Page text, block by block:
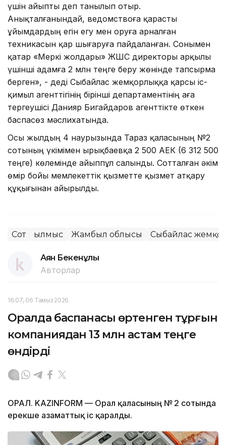
үшін айыпты деп танылып отыр.
Анықталғанындай, ведомствоға қарасты
ұйымдардың егін егу мен оруға арналған
техникасын қар шығаруға пайдаланған. Сонымен
қатар «Меркі жолдары» ЖШС директоры арқылы
үшінші адамға 2 млн теңге беру жөнінде тапсырма
берген», - деді Сыбайлас жемқорлыққа қарсы іс-
қимыл агенттігінің бірінші департаментінің аға
тергеушісі Данияр Бигайдаров агенттікте өткен
баспасөз мәслихатында.
Осы жылдың 4 наурызында Тараз қаласының №2
сотының үкімімен Қырықбаевқа 2 500 АЕК (6 312 500
теңге) көлемінде айыппұл салынды. Сотталған әкім
өмір бойы мемлекеттік қызметте қызмет атқару
құқығынан айырылды.
Сот Қылмыс Жамбыл облысы Сыбайлас
Аян Бекенұлы
Авторлар
16:07, 06 Тамыз 2026
Оралда баспанасы өртенген тұрғын
компаниядан 13 млн астам теңге
өндірді
ОРАЛ. KAZINFORM — Орал қаласының № 2 сотында
ерекше азаматтық іс қаралды.